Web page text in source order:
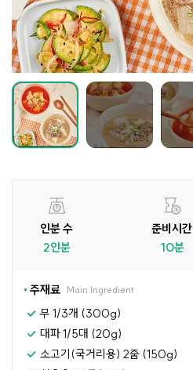
인분 수
2인분
준비시간
10분
주재료 Main Ingredient
무 1/3개 (300g)
대파 1/5대 (20g)
소고기(국거리용) 2줌 (150g)